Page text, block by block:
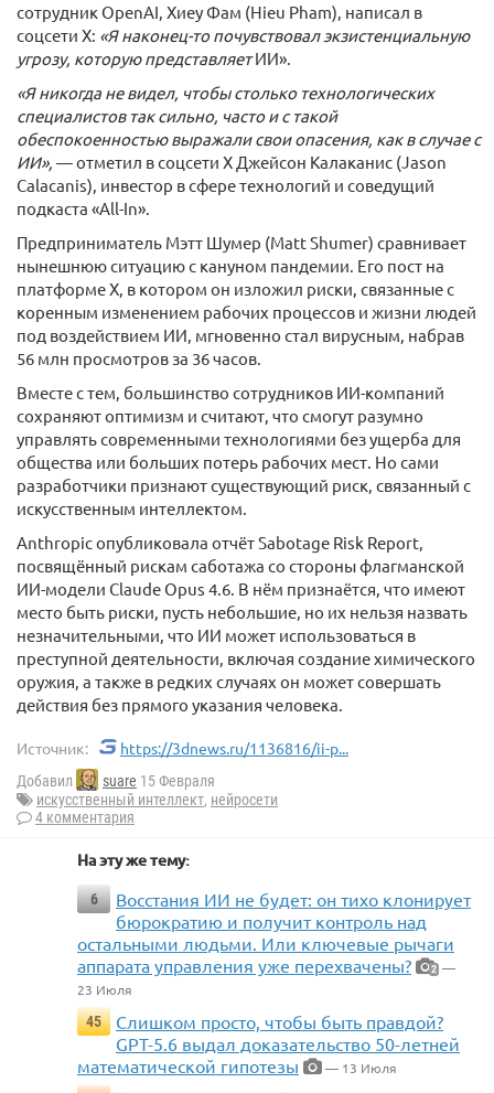
сотрудник OpenAI, Хиеу Фам (Hieu Pham), написал в
соцсети X: «Я наконец-то почувствовал экзистенциальную
угрозу, которую представляетИИ».
«Я никогда не видел, чтобы столько технологических
специалистов так сильно, часто и с такой
обеспокоенностью выражали свои опасения, как в случае с
ИИ», — отметил в соцсети X Джейсон Калаканис (Jason
Calacanis), инвестор в сфере технологий и соведущий
подкаста «All-In».
Предприниматель Мэтт Шумер (Matt Shumer) сравнивает
нынешнюю ситуацию с кануном пандемии. Его пост на
платформе X, в котором он изложил риски, связанные с
коренным изменением рабочих процессов и жизни людей
под воздействием ИИ, мгновенно стал вирусным, набрав
56 млн просмотров за 36 часов.
Вместе с тем, большинство сотрудников ИИ-компаний
сохраняют оптимизм и считают, что смогут разумно
управлять современными технологиями без ущерба для
общества или больших потерь рабочих мест. Но сами
разработчики признают существующий риск, связанный с
искусственным интеллектом.
Anthropic опубликовала отчёт Sabotage Risk Report,
посвящённый рискам саботажа со стороны флагманской
ИИ-модели Claude Opus 4.6. В нём признаётся, что имеют
место быть риски, пусть небольшие, но их нельзя назвать
незначительными, что ИИ может использоваться в
преступной деятельности, включая создание химического
оружия, а также в редких случаях он может совершать
действия без прямого указания человека.
Источник: https://3dnews.ru/1136816/ii-p...
Добавил suare 15 Февраля
искусственный интеллект, нейросети
4 комментария
На эту же тему:
6
Восстания ИИ не будет: он тихо клонирует
бюрократию и получит контроль над
остальными людьми. Или ключевые рычаги
аппарата управления уже перехвачены?
2 —
23 Июля
45
Слишком просто, чтобы быть правдой?
GPT-5.6 выдал доказательство 50-летней
математической гипотезы
— 13 Июля